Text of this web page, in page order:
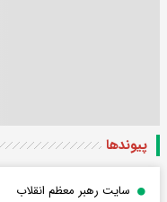
پیوندها
سایت رهبر معظم انقلاب